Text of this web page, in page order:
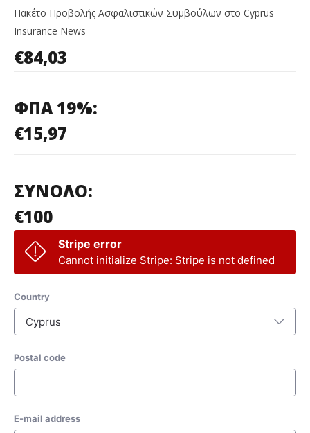
Πακέτο Προβολής Ασφαλιστικών Συμβούλων στο Cyprus
Insurance News
€84,03
ΦΠΑ 19%:
€15,97
ΣΥΝΟΛΟ:
€100
Stripe error
Cannot initialize Stripe: Stripe is not defined
Country
Cyprus
Postal code
E-mail address